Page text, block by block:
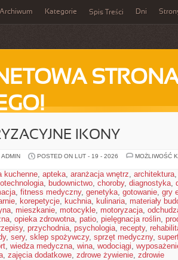
Archiwum Kategorie Spis Treści Dni
IKONY
POSTED ON LUT - 19 - 2026
MOŻLIWOŚĆ
kuchenne, apteka, aranżacja wnętrz, architektura
, budownictwo, choroby, diagnostyka,
, fitness medyczny, genetyka, gotowanie, gry
, korepetycje, kuchnia, kulinaria, materiały
, mieszkanie, motocykle, motoryzacja,
, opieka zdrowotna, patio, pielęgnacja roślin,
, przychodnia, psychologia, recepty,
, sery, sklep spożywczy, sprzęt medyczny,
, wiedza medyczna, wina, wodociągi,
, zajęcia dodatkowe, zdrowe żywienie, zdrowie